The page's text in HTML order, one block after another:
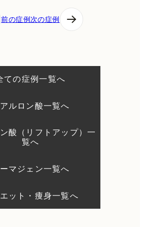
前の症例次の症例
ての症例一覧へ
ルロン酸一覧へ
酸（リフトアップ）一
覧へ
マジェン一覧へ
ット・痩身一覧へ